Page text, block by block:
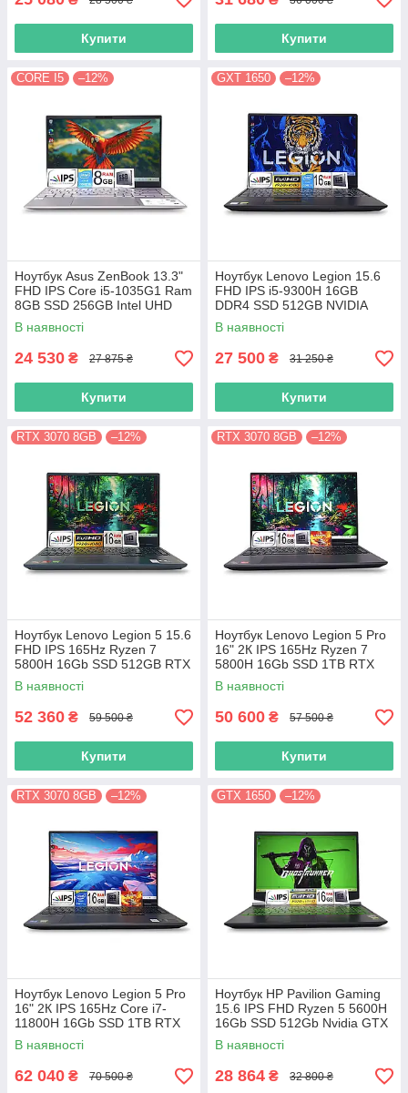
Купити Купити
CORE I5 –12%
Ноутбук Asus ZenBook 13.3"
FHD IPS Core i5-1035G1 Ram
8GB SSD 256GB Intel UHD
Graphics
В наявності
24 530 ₴ 27 875 ₴
Купити
GXT 1650 –12%
Ноутбук Lenovo Legion 15.6
FHD IPS i5-9300H 16GB
DDR4 SSD 512GB NVIDIA
GTX1650
В наявності
27 500 ₴ 31 250 ₴
Купити
RTX 3070 8GB –12%
Ноутбук Lenovo Legion 5 15.6
FHD IPS 165Hz Ryzen 7
5800H 16Gb SSD 512GB RTX
3070 8GB
В наявності
52 360 ₴ 59 500 ₴
Купити
RTX 3070 8GB –12%
Ноутбук Lenovo Legion 5 Pro
16" 2К IPS 165Hz Ryzen 7
5800H 16Gb SSD 1TB RTX
3070 8GB
В наявності
50 600 ₴ 57 500 ₴
Купити
RTX 3070 8GB –12%
Ноутбук Lenovo Legion 5 Pro
16" 2К IPS 165Hz Core i7-
11800H 16Gb SSD 1TB RTX
3070 8GB
В наявності
62 040 ₴ 70 500 ₴
GTX 1650 –12%
Ноутбук HP Pavilion Gaming
15.6 IPS FHD Ryzen 5 5600H
16Gb SSD 512Gb Nvidia GTX
1650 4GB
В наявності
28 864 ₴ 32 800 ₴